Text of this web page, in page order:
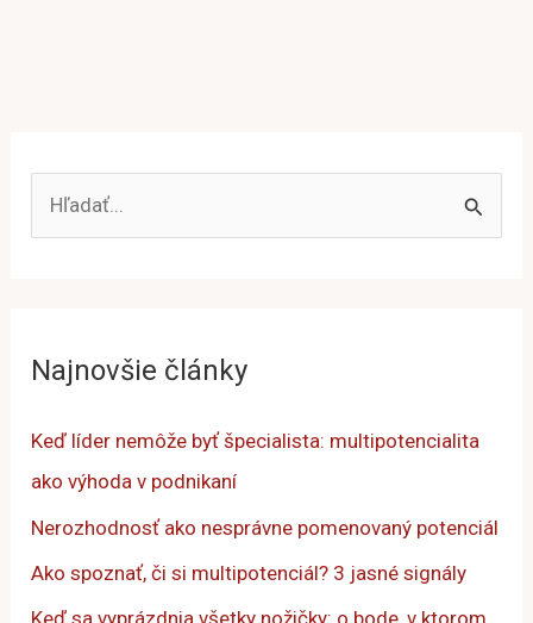
y
a
ť
:
Najnovšie články
Keď líder nemôže byť špecialista: multipotencialita
ako výhoda v podnikaní
Nerozhodnosť ako nesprávne pomenovaný potenciál
Ako spoznať, či si multipotenciál? 3 jasné signály